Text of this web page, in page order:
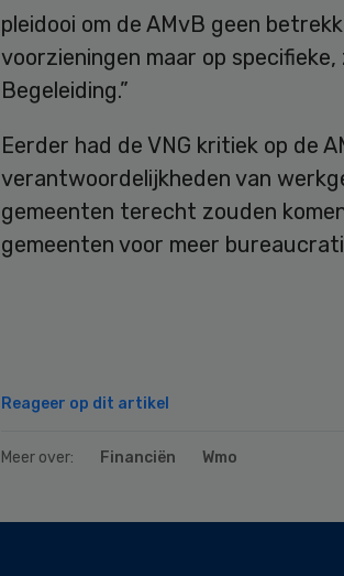
pleidooi om de AMvB geen
voorzieningen maar op
Begeleiding.”
Eerder had de VNG kritiek op de
verantwoordelijkheden van
gemeenten terecht zouden
gemeenten voor meer
Reageer op dit artikel
Meer over: Financiën Wmo